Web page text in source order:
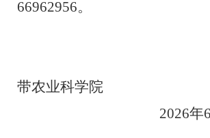
66962956。
带农业科学院
2026年6